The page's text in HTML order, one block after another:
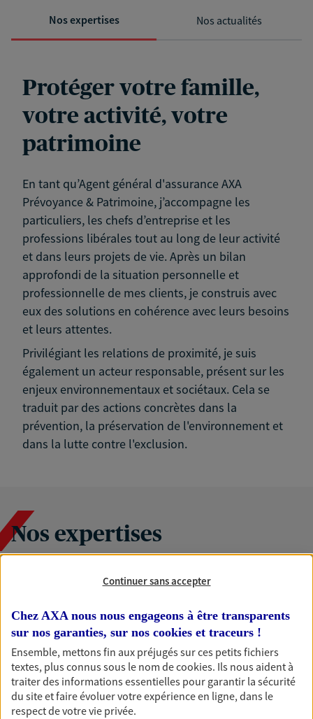
Nos expertises Nos actualités
Protéger votre famille,
votre activité, votre
patrimoine
En tant qu’Agent général d'assurance AXA
Prévoyance & Patrimoine, j’accompagne les
particuliers, les chefs d’entreprise et les
professions libérales tout au long de leur activité
et dans leurs projets de vie. Après un bilan
approfondi de la situation personnelle et
professionnelle de mes clients, je construis avec
eux des solutions en cohérence avec leurs besoins
et leurs attentes.
Privilégiant les relations de proximité, je suis
également un acteur responsable, présent sur les
enjeux environnementaux et sociétaux. Cela se
traduit par des actions concrètes dans la
prévention, la préservation de l'environnement et
dans la lutte contre l'exclusion.
Nos expertises
professionnels et les
entreprises
Comme vous, nous sommes des indépendants. Nous
bâtissons ensemble des solutions cohérentes pour
protéger votre activité, vos collaborateurs... mais aussi
vous-même et votre famille.
Continuer sans accepter
Chez AXA nous nous engageons à être transparents
sur nos garanties, sur nos cookies et traceurs !
Ensemble, mettons fin aux préjugés sur ces petits fichiers
textes, plus connus sous le nom decookies. Ils nous aident à
traiter des informations essentielles pour garantir la sécurité
du site et faire évoluer votre expérience en ligne, dans le
respect de votre vie privée.